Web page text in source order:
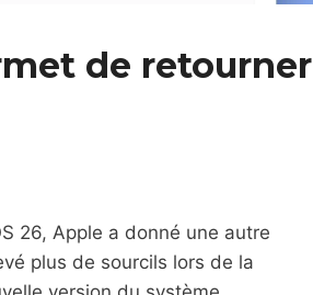
de retourner
26, Apple a donné une autre
plus de sourcils lors de la